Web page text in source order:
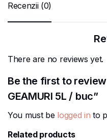
Recenzii (0)
There are no reviews yet.
Be the first to review
GEAMURI 5L / buc”
You must be logged in to
Related products